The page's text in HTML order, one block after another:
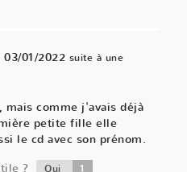
01/2022 suite à une
mais comme j'avais déjà
petite fille elle
le cd avec son prénom.
?
Oui 1